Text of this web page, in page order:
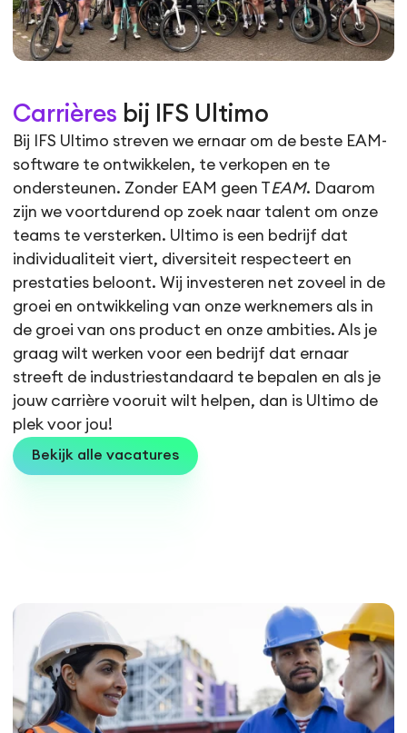
Carrières bij IFS Ultimo
Bij IFS Ultimo streven we ernaar om de beste EAM-
software te ontwikkelen, te verkopen en te
ondersteunen. Zonder EAM geen TEAM. Daarom
zijn we voortdurend op zoek naar talent om onze
teams te versterken. Ultimo is een bedrijf dat
individualiteit viert, diversiteit respecteert en
prestaties beloont. Wij investeren net zoveel in de
groei en ontwikkeling van onze werknemers als in
de groei van ons product en onze ambities. Als je
graag wilt werken voor een bedrijf dat ernaar
streeft de industriestandaard te bepalen en als je
jouw carrière vooruit wilt helpen, dan is Ultimo de
plek voor jou!
Bekijk alle vacatures